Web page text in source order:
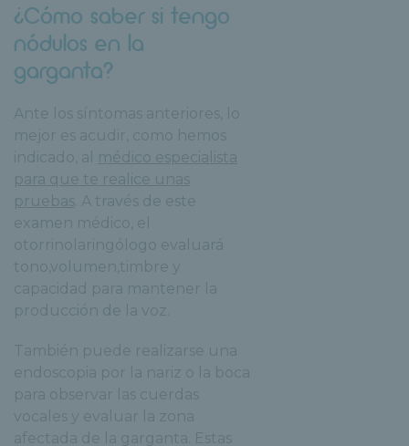
¿Cómo saber si tengo
nódulos en la
garganta?
Ante los síntomas anteriores, lo
mejor es acudir, como hemos
indicado, al
médico especialista
para que te realice unas
pruebas
. A través de este
examen médico, el
otorrinolaringólogo evaluará
tono,volumen,timbre y
capacidad para mantener la
producción de la voz.
También puede realizarse una
endoscopia por la nariz o la boca
para observar las cuerdas
vocales y evaluar la zona
afectada de la garganta. Estas